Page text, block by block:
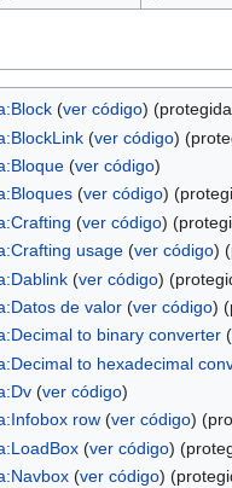
(ver código)
(ver código)
(ver código)
(ver código)
(ver código)
usage(ver código)
(ver código)
de valor(ver código)
to binary converter(
to hexadecimal
(ver código)
row(ver código)
(ver código)
(ver código)